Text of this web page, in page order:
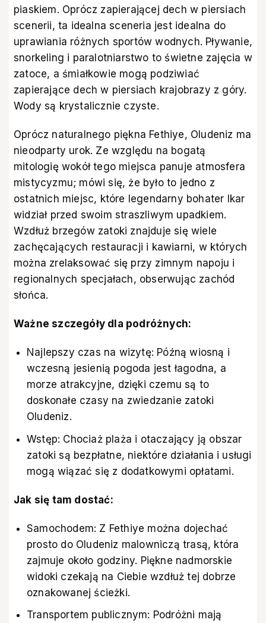
piaskiem. Oprócz zapierającej dech w piersiach
scenerii, ta idealna sceneria jest idealna do
uprawiania różnych sportów wodnych. Pływanie,
snorkeling i paralotniarstwo to świetne zajęcia w
zatoce, a śmiałkowie mogą podziwiać
zapierające dech w piersiach krajobrazy z góry.
Wody są krystalicznie czyste.
Oprócz naturalnego piękna Fethiye, Oludeniz ma
nieodparty urok. Ze względu na bogatą
mitologię wokół tego miejsca panuje atmosfera
mistycyzmu; mówi się, że było to jedno z
ostatnich miejsc, które legendarny bohater Ikar
widział przed swoim straszliwym upadkiem.
Wzdłuż brzegów zatoki znajduje się wiele
zachęcających restauracji i kawiarni, w których
można zrelaksować się przy zimnym napoju i
regionalnych specjałach, obserwując zachód
słońca.
Ważne szczegóły dla podróżnych:
Najlepszy czas na wizytę: Późną wiosną i
wczesną jesienią pogoda jest łagodna, a
morze atrakcyjne, dzięki czemu są to
doskonałe czasy na zwiedzanie zatoki
Oludeniz.
Wstęp: Chociaż plaża i otaczający ją obszar
zatoki są bezpłatne, niektóre działania i usługi
mogą wiązać się z dodatkowymi opłatami.
Jak się tam dostać:
Samochodem: Z Fethiye można dojechać
prosto do Oludeniz malowniczą trasą, która
zajmuje około godziny. Piękne nadmorskie
widoki czekają na Ciebie wzdłuż tej dobrze
oznakowanej ścieżki.
Transportem publicznym: Podróżni mają